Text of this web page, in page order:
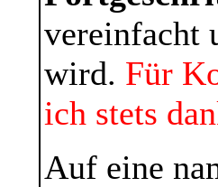
vereinfacht
wird. Für
ich stets
Auf eine